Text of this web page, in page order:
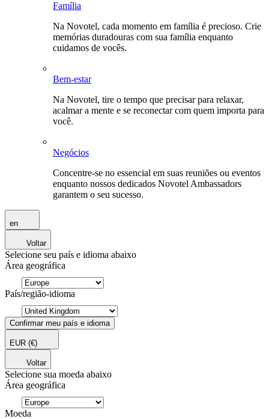
Família
Na Novotel, cada momento em família é precioso. Crie
memórias duradouras com sua família enquanto
cuidamos de vocês.
Bem-estar
Na Novotel, tire o tempo que precisar para relaxar,
acalmar a mente e se reconectar com quem importa para
você.
Negócios
Concentre-se no essencial em suas reuniões ou eventos
enquanto nossos dedicados Novotel Ambassadors
garantem o seu sucesso.
en
Voltar
Selecione seu país e idioma abaixo
Área geográfica
País/região-idioma
Confirmar meu país e idioma
EUR (€)
Voltar
Selecione sua moeda abaixo
Área geográfica
Moeda